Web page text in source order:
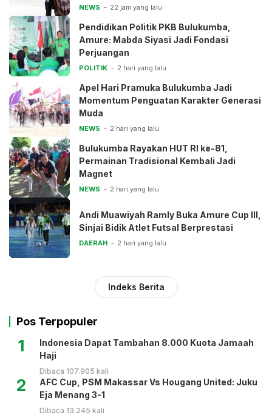
NEWS 22 jam yang lalu
Pendidikan Politik PKB Bulukumba,
Amure: Mabda Siyasi Jadi Fondasi
Perjuangan
POLITIK 2 hari yang lalu
Apel Hari Pramuka Bulukumba Jadi
Momentum Penguatan Karakter Generasi
Muda
NEWS 2 hari yang lalu
Bulukumba Rayakan HUT RI ke-81,
Permainan Tradisional Kembali Jadi
Magnet
NEWS 2 hari yang lalu
Andi Muawiyah Ramly Buka Amure Cup III,
Sinjai Bidik Atlet Futsal Berprestasi
DAERAH 2 hari yang lalu
Indeks Berita
Pos Terpopuler
1
Indonesia Dapat Tambahan 8.000 Kuota Jamaah
Haji
Dibaca 107.905 kali
2
AFC Cup, PSM Makassar Vs Hougang United: Juku
Eja Menang 3-1
Dibaca 13.245 kali